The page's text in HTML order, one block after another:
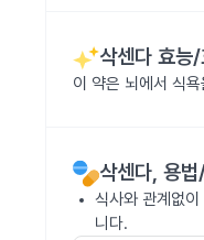
삭센다 효능
이 약은 뇌에서 식
삭센다, 용
식사와 관계없
니다.